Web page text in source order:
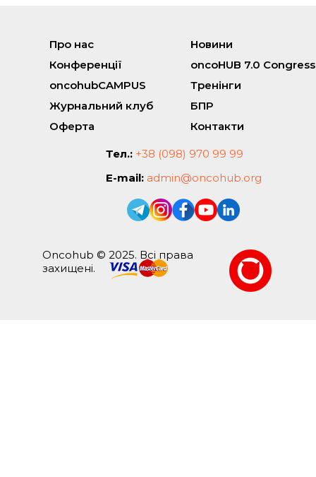
Про нас
Новини
Конференції
oncoHUB 7.0 Congress
oncohubCAMPUS
Тренінги
Журнальний клуб
БПР
Оферта
Контакти
Тел.: +38 (098) 970 99 99
E-mail: admin@oncohub.org
Oncohub © 2025. Всі права
захищені.